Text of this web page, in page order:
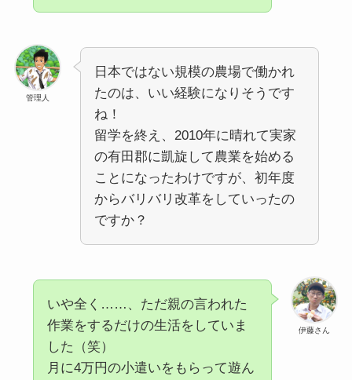
管理人
日本ではない規模の農場で働かれ
たのは、いい経験になりそうです
ね！
留学を終え、2010年に晴れて実家
の有田郡に凱旋して農業を始める
ことになったわけですが、初年度
からバリバリ改革をしていったの
ですか？
伊藤さん
いや全く……、ただ親の言われた
作業をするだけの生活をしていま
した（笑）
月に4万円の小遣いをもらって遊ん